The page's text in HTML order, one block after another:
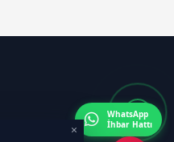
×
WhatsApp
İhbar Hattı